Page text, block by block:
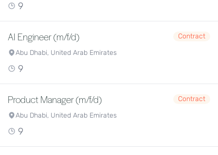
9
AI Engineer (m/f/d)
Contract
Abu Dhabi, United Arab Emirates
9
Product Manager (m/f/d)
Contract
Abu Dhabi, United Arab Emirates
9